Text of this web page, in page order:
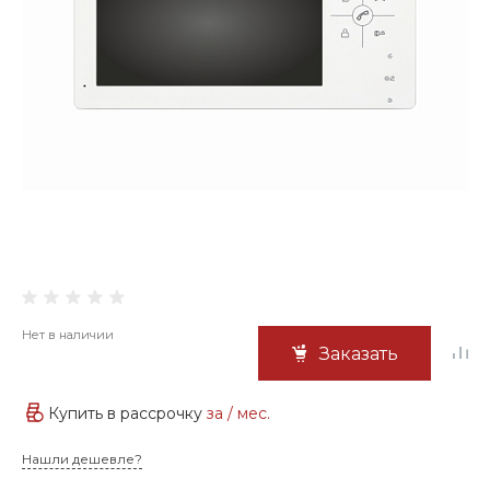
Нет в наличии
Заказать
Купить в рассрочку за / мес.
Нашли дешевле?